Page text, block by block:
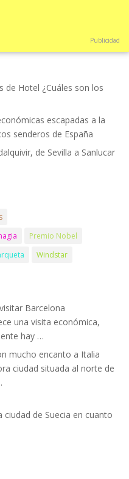
Publicidad
de Hotel ¿Cuáles son los
escapadas a la
senderos de España
de Sevilla a Sanlucar
Premio Nobel
Windstar
Barcelona
una visita económica,
hay …
mucho encanto a Italia
ciudad situada al norte de
ciudad de Suecia en cuanto